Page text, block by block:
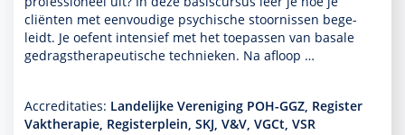
cliënten met eenvoudige psychische stoor­nissen bege­
leidt. Je oefent intensief met het toe­pas­sen van basale
gedrags­thera­peu­tische tech­nieken. Na afloop …
Accreditaties: Landelijke Vereniging POH-GGZ, Register
Vaktherapie, Registerplein, SKJ, V&V, VGCt, VSR